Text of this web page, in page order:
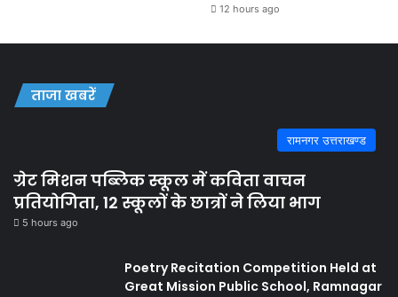
12 hours ago
ताजा खबरें
रामनगर उत्तराखण्ड
ग्रेट मिशन पब्लिक स्कूल में कविता वाचन
प्रतियोगिता, 12 स्कूलों के छात्रों ने लिया भाग
5 hours ago
Poetry Recitation Competition Held at
Great Mission Public School, Ramnagar